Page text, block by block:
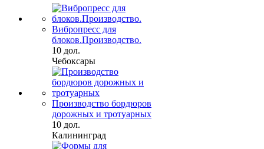
Вибропресс для
блоков.Производство.
10 дол.
Чебоксары
Производство бордюров
дорожных и тротуарных
10 дол.
Калининград